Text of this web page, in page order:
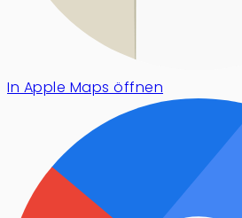
In Apple Maps öffnen